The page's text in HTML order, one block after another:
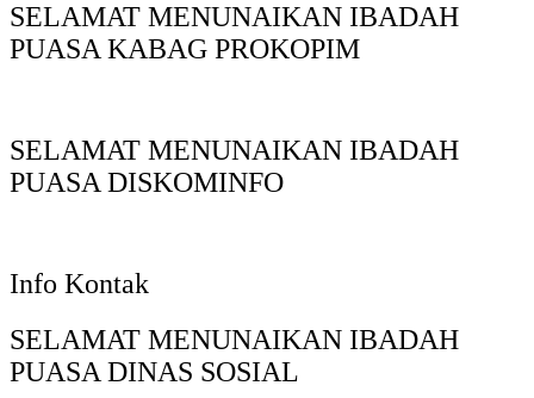
SELAMAT MENUNAIKAN IBADAH
PUASA KABAG PROKOPIM
SELAMAT MENUNAIKAN IBADAH
PUASA DISKOMINFO
Info Kontak
SELAMAT MENUNAIKAN IBADAH
PUASA DINAS SOSIAL